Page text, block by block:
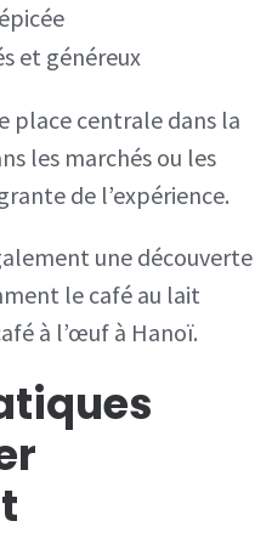
et généreux
place centrale dans la
les marchés ou les
de l’expérience.
une découverte
le café au lait
à l’œuf à Hanoï.